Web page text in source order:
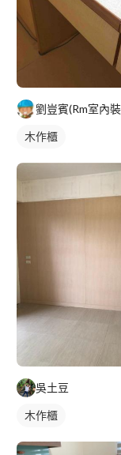
木作櫃
吳土豆
木作櫃